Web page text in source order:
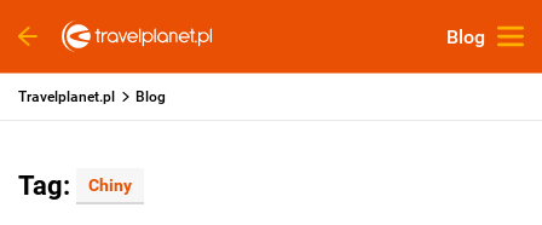
Blog
Travelplanet.pl Blog
Tag: Chiny